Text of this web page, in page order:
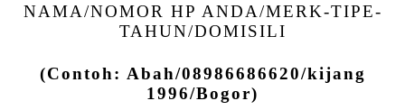
NAMA/NOMOR HP ANDA/MERK-TIPE-
TAHUN/DOMISILI
(Contoh: Abah/08986686620/kijang
1996/Bogor)